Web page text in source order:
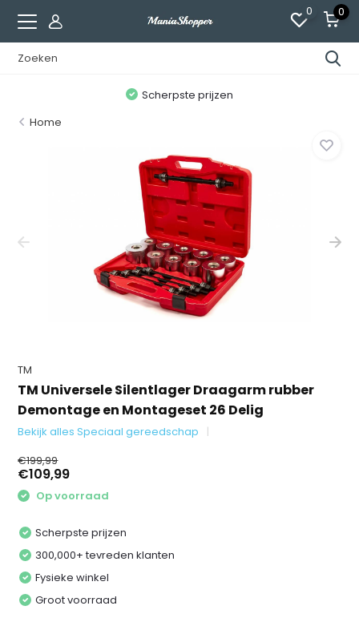
0 0
Scherpste prijzen
Home
TM
TM Universele Silentlager Draagarm rubber
Demontage en Montageset 26 Delig
Bekijk alles Speciaal gereedschap
€199,99
€109,99
Op voorraad
Scherpste prijzen
300,000+ tevreden klanten
Fysieke winkel
Groot voorraad